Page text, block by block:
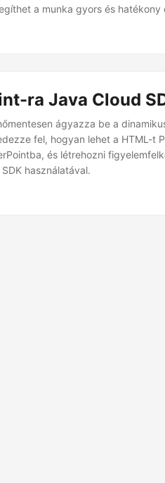
a munka gyors és hatékony
ra Java Cloud
ágyazza be a
fel, hogyan lehet a HTML-t
és létrehozni
használatával.